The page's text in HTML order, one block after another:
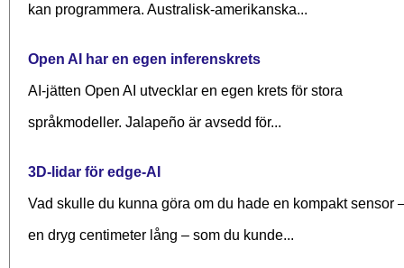
kan programmera. Australisk-amerikanska...
Open AI har en egen inferenskrets
AI-jätten Open AI utvecklar en egen krets för stora
språkmodeller. Jalapeño är avsedd för...
3D-lidar för edge-AI
Vad skulle du kunna göra om du hade en kompakt sensor
en dryg centimeter lång – som du kunde...